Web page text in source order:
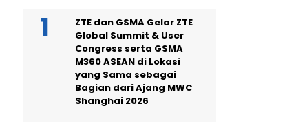
ZTE dan GSMA Gelar ZTE
Global Summit & User
Congress serta GSMA
M360 ASEAN di Lokasi
yang Sama sebagai
Bagian dari Ajang MWC
Shanghai 2026